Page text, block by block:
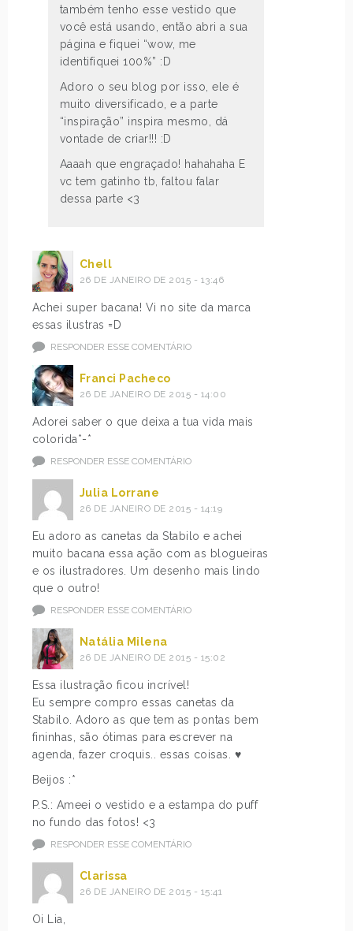
também tenho esse vestido que
você está usando, então abri a sua
página e fiquei “wow, me
identifiquei 100%” :D
Adoro o seu blog por isso, ele é
muito diversificado, e a parte
“inspiração” inspira mesmo, dá
vontade de criar!!! :D
Aaaah que engraçado! hahahaha E
vc tem gatinho tb, faltou falar
dessa parte <3
Chell
26 DE JANEIRO DE 2015 - 13:46
Achei super bacana! Vi no site da marca
essas ilustras =D
RESPONDER ESSE COMENTÁRIO
Franci Pacheco
26 DE JANEIRO DE 2015 - 14:00
Adorei saber o que deixa a tua vida mais
colorida*-*
RESPONDER ESSE COMENTÁRIO
Julia Lorrane
26 DE JANEIRO DE 2015 - 14:19
Eu adoro as canetas da Stabilo e achei
muito bacana essa ação com as blogueiras
e os ilustradores. Um desenho mais lindo
que o outro!
RESPONDER ESSE COMENTÁRIO
Natália Milena
26 DE JANEIRO DE 2015 - 15:02
Essa ilustração ficou incrível!
Eu sempre compro essas canetas da
Stabilo. Adoro as que tem as pontas bem
fininhas, são ótimas para escrever na
agenda, fazer croquis.. essas coisas. ♥
Beijos :*
P.S.: Ameei o vestido e a estampa do puff
no fundo das fotos! <3
RESPONDER ESSE COMENTÁRIO
Clarissa
26 DE JANEIRO DE 2015 - 15:41
Oi Lia,